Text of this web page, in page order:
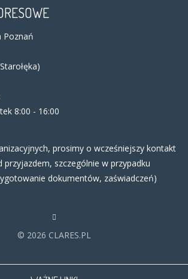
Poznań
8:00 - 16:00
prosimy o wcześniejszy kontakt
przyjazdem, szczególnie w przypadku
dokumentów, zaświadczeń)
© 2026 CLARES.PL